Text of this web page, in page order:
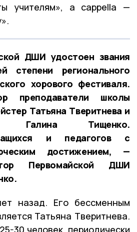
учителям», a cappella —
ДШИ удостоен звания
степени регионального
хорового фестиваля.
преподаватели школы
Татьяна Тверитнева и
Галина Тищенко.
и педагогов с
достижением, —
Первомайской ДШИ
назад. Его бессменным
Татьяна Тверитнева.
30 человек, периодически